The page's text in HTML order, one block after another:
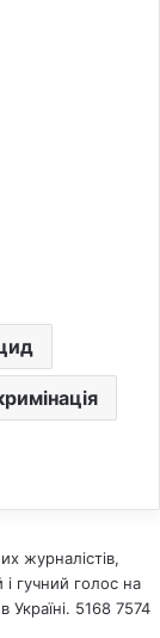
журналістів,
гучний голос на
Україні. 5168 7574